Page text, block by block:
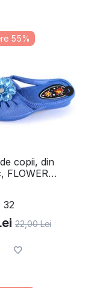
55%
copii, din
FLOWER
32
22,00 Lei